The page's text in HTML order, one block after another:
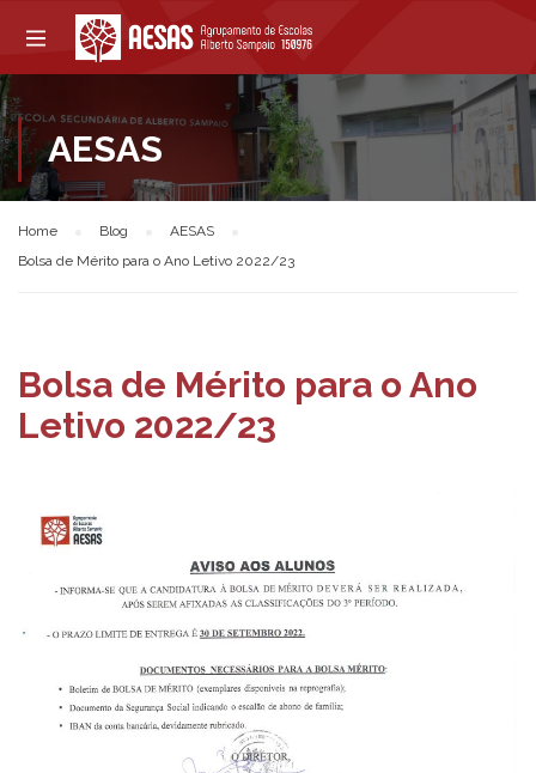
AESAS
Home Blog
AESAS
Bolsa de Mérito para o Ano Letivo 2022/23
Bolsa de Mérito para o Ano
Letivo 2022/23